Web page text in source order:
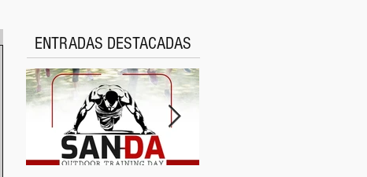
ENTRADAS DESTACADAS